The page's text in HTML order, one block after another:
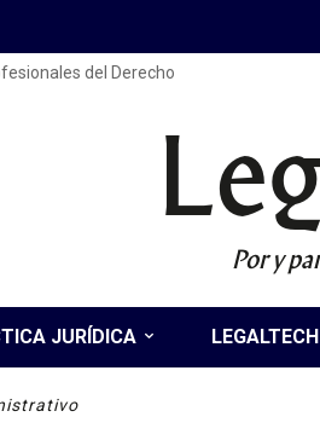
del Derecho
Por y
JURÍDICA LEGALTECH